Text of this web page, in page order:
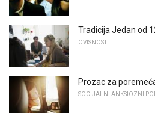
Tradicija Jedan od
OVISNOST
Prozac za
SOCIJALNI ANKSIOZNI